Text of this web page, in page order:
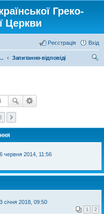
Греко-
Церкви
Вхід
Реєстрація
Церква
Запитання-відповіді
червня 2014, 11:56
січня 2018, 09:50
1 2